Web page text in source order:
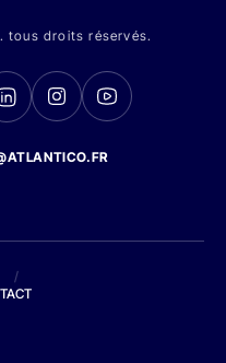
tous droits réservés.
/